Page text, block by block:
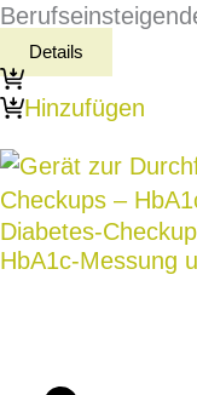
Details
Hinzufügen
Diabetes-Checkup
HbA1c-Messung